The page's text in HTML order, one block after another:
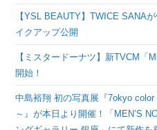
【YSL BEAUTY】TWICE SANA
イクアップ公開
【ミスタードーナツ】新TVCM「
開始！
中島裕翔 初の写真展『7okyo
～』が本日より開催！「MEN’S